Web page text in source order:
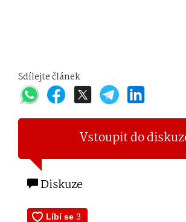
Sdílejte článek
Vstoupit do
Diskuze